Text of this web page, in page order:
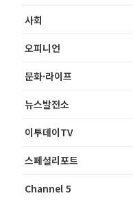
사회
오피니언
문화·라이프
뉴스발전소
이투데이TV
스페셜리포트
Channel 5